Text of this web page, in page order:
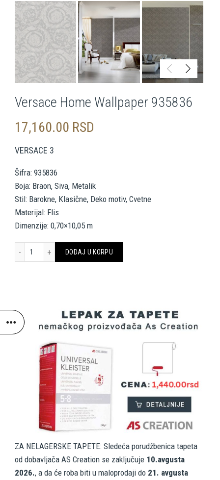
Versace Home Wallpaper 935836
17,160.00 RSD
VERSACE 3
Šifra: 935836
Boja: Braon, Siva, Metalik
Stil: Barokne, Klasične, Deko motiv, Cvetne
Materijal: Flis
Dimenzije: 0,70×10,05 m
Versace Home Wallpaper 935836 količina
DODAJ U KORPU
ZA NELAGERSKE TAPETE: Sledeća porudžbenica tapeta
od dobavljača AS Creation se zaključuje 10.avgusta
2026., a da će roba biti u maloprodaji do 21. avgusta